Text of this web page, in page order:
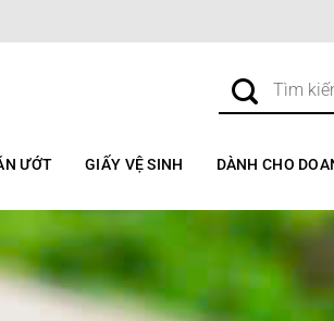
Tìm
kiếm:
ƯỚT GIẤY VỆ SINH DÀNH CHO